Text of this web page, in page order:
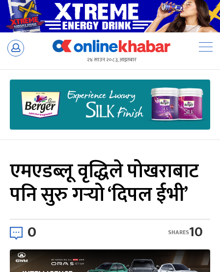
Skip
२४ साउन २०८३, आइतबार
एमएडब्लू वृद्धिले पोखराबाट
पनि सुरु गर्‍यो ‘दिपल ईभी’
0 10
SHARES